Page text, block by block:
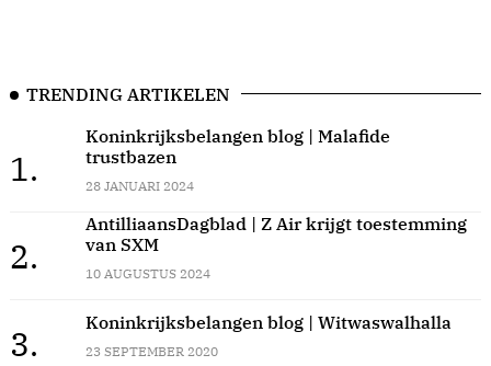
TRENDING ARTIKELEN
1.
Koninkrijksbelangen blog | Malafide
trustbazen
28 JANUARI 2024
2.
AntilliaansDagblad | Z Air krijgt toestemming
van SXM
10 AUGUSTUS 2024
3.
Koninkrijksbelangen blog | Witwaswalhalla
23 SEPTEMBER 2020